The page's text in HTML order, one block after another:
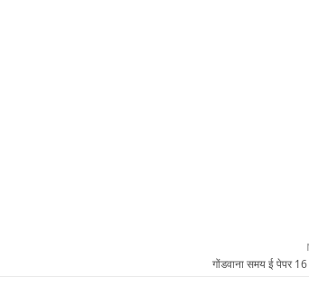
गोंडवाना समय ई पेपर